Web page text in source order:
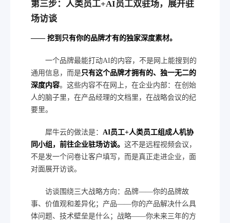
第三步：人类员工+AI员工双驻场，展开驻
场访谈
—— 挖到只有你的品牌才有的独家深度素材。
一个品牌最能打动AI的内容，不是网上能搜到的
通用信息，而是只有这个品牌才拥有的、独一无二的
深度内容。这些内容不在网上，在企业内部：在创始
人的脑子里，在产品经理的文档里，在战略会议的纪
要里。
犀牛云的做法是： AI员工+人类员工组成人机协
同小组，前往企业驻场访谈。 这不是远程视频会议，
不是发一个问卷让客户填写，而是真正走进企业，面
对面展开访谈。
访谈围绕三大战略方向：品牌——你的品牌故
事、价值观和差异化；产品——你的产品解决什么具
体问题、技术壁垒是什么；战略——你未来三年的方